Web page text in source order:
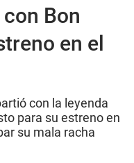
Bon
en el
con la leyenda
para su estreno en
su mala racha